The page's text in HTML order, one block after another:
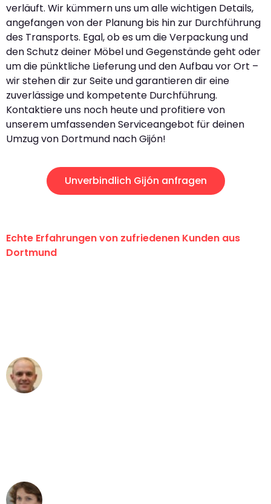
verläuft. Wir kümmern uns um alle wichtigen Details,
angefangen von der Planung bis hin zur Durchführung
des Transports. Egal, ob es um die Verpackung und
den Schutz deiner Möbel und Gegenstände geht oder
um die pünktliche Lieferung und den Aufbau vor Ort –
wir stehen dir zur Seite und garantieren dir eine
zuverlässige und kompetente Durchführung.
Kontaktiere uns noch heute und profitiere von
unserem umfassenden Serviceangebot für deinen
Umzug von Dortmund nach Gijón!
Unverbindlich Gijón anfragen
Echte Erfahrungen von zufriedenen Kunden aus
Dortmund